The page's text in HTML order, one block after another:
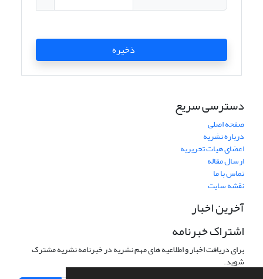
ذخیره
دسترسی سریع
صفحه اصلی
درباره نشریه
اعضای هیات تحریریه
ارسال مقاله
تماس با ما
نقشه سایت
آخرین اخبار
اشتراک خبرنامه
برای دریافت اخبار و اطلاعیه های مهم نشریه در خبرنامه نشریه مشترک
شوید.